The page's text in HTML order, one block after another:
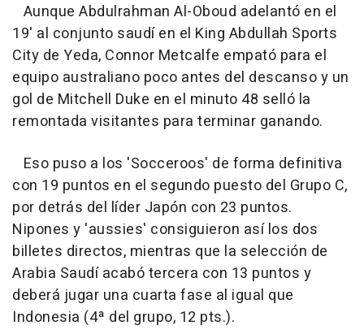
Aunque Abdulrahman Al-Oboud adelantó en el
19' al conjunto saudí en el King Abdullah Sports
City de Yeda, Connor Metcalfe empató para el
equipo australiano poco antes del descanso y un
gol de Mitchell Duke en el minuto 48 selló la
remontada visitantes para terminar ganando.
Eso puso a los 'Socceroos' de forma definitiva
con 19 puntos en el segundo puesto del Grupo C,
por detrás del líder Japón con 23 puntos.
Nipones y 'aussies' consiguieron así los dos
billetes directos, mientras que la selección de
Arabia Saudí acabó tercera con 13 puntos y
deberá jugar una cuarta fase al igual que
Indonesia (4ª del grupo, 12 pts.).